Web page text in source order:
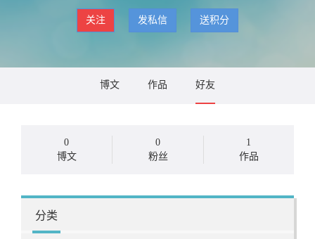
关注 发私信 送积分
博文 作品 好友
0
博文
0
粉丝
1
作品
分类